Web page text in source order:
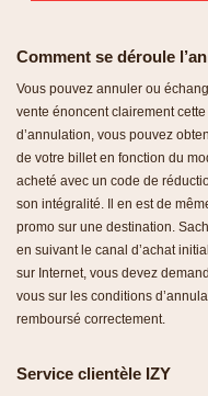
Comment se déroule
Vous pouvez annuler ou
vente énoncent clairement
d’annulation, vous pouvez
de votre billet en fonction du
acheté avec un code de
son intégralité. Il en est de
promo sur une destination.
en suivant le canal d’achat
sur Internet, vous devez
vous sur les conditions
remboursé correctement.
Service clientèle IZY